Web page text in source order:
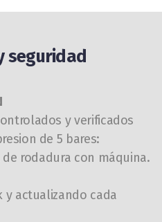
seguridad
y verificados
de 5 bares:
rodadura con máquina.
y actualizando cada